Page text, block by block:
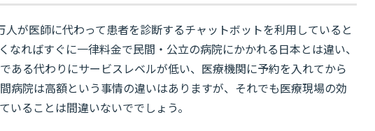
が医師に代わって患者を診断するチャットボットを利用していると
なればすぐに一律料金で民間・公立の病院にかかれる日本とは違い、
ある代わりにサービスレベルが低い、医療機関に予約を入れてから
病院は高額という事情の違いはありますが、それでも医療現場の効
ることは間違いないででしょう。